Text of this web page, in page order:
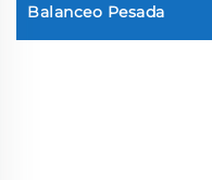
Balanceo Pesada